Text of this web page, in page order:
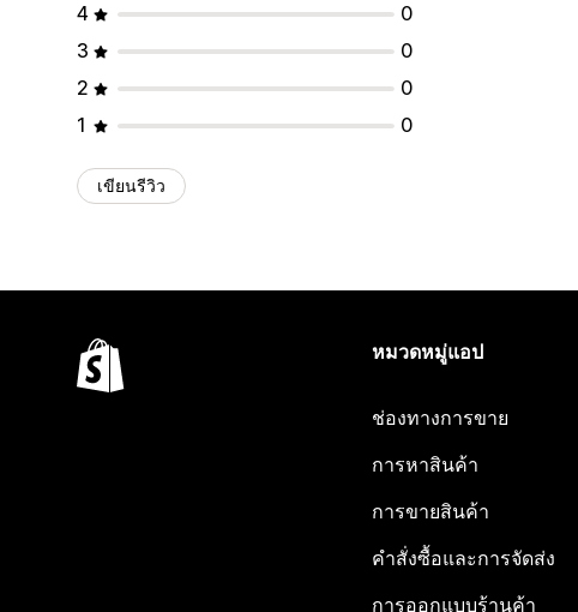
4
0
3
0
2
0
1
0
เขียนรีวิว
หมวดหมู่แอป
ช่องทางการขาย
การหาสินค้า
การขายสินค้า
คำสั่งซื้อและการจัดส่ง
การออกแบบร้านค้า